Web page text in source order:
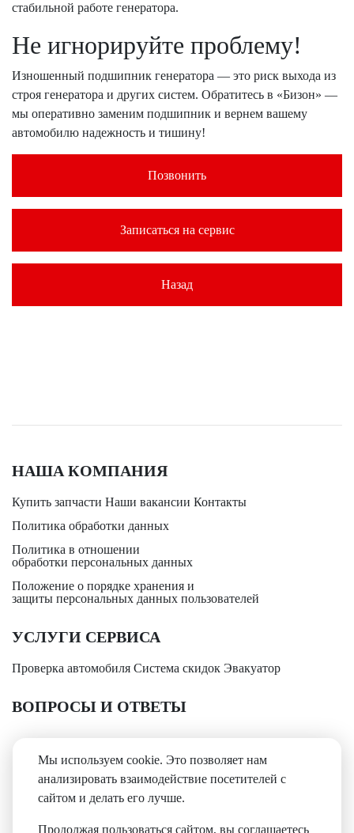
стабильной работе генератора.
Не игнорируйте проблему!
Изношенный подшипник генератора — это риск выхода из
строя генератора и других систем. Обратитесь в «Бизон» —
мы оперативно заменим подшипник и вернем вашему
автомобилю надежность и тишину!
Назад
Записаться на сервис
Позвонить
НАША КОМПАНИЯ
Купить запчасти Наши вакансии Контакты
Политика обработки данных
Политика в отношении
обработки персональных данных
Положение о порядке хранения и
защиты персональных данных пользователей
УСЛУГИ СЕРВИСА
Проверка автомобиля Система скидок Эвакуатор
ВОПРОСЫ И ОТВЕТЫ
+7(3842)65-70-70
Мы принимаем:
Мы используем cookie. Это позволяет нам
анализировать взаимодействие посетителей с
сайтом и делать его лучше.
Продолжая пользоваться сайтом, вы соглашаетесь